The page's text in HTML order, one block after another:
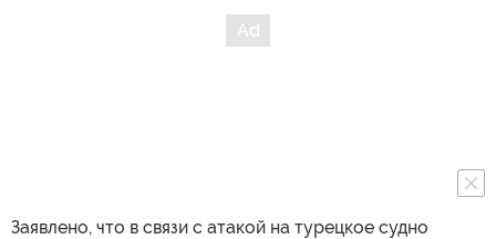
Заявлено, что в связи с атакой на турецкое судно